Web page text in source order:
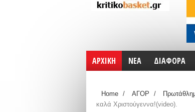
ΑΡΧΙΚΗ ΝΕΑ ΔΙΑΦΟΡΑ
Home / ΑΓΟΡ /
καλά Χριστούγεννα!(video).